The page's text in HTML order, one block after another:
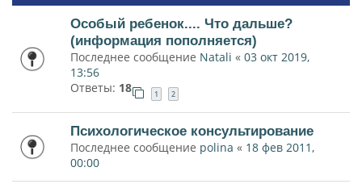
Особый ребенок.... Что дальше?
(информация пополняется)
Последнее сообщение Natali « 03 окт 2019,
13:56
Ответы: 18 1 2
Психологическое консультирование
Последнее сообщение polina « 18 фев 2011,
00:00